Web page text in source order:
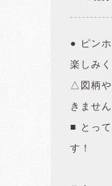
● ピン
楽しみ
△図柄や
きませ
■ とっ
す！